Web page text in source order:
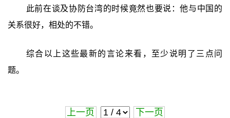
此前在谈及协防台湾的时候竟然也要说：他与中国的
关系很好，相处的不错。
综合以上这些最新的言论来看，至少说明了三点问
题。
上一页 下一页